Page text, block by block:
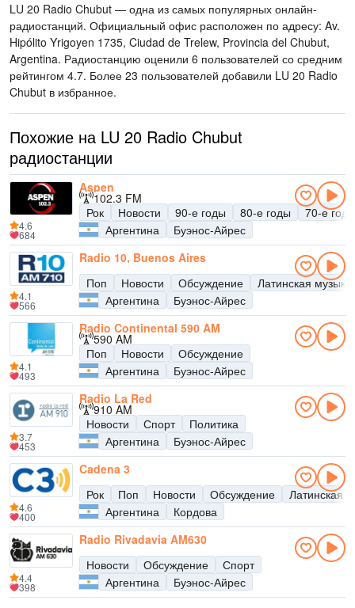
LU 20 Radio Chubut — одна из самых популярных онлайн-
радиостанций. Официальный офис расположен по адресу: Av.
Hipólito Yrigoyen 1735, Ciudad de Trelew, Provincia del Chubut,
Argentina. Радиостанцию оценили 6 пользователей со средним
рейтингом 4.7. Более 23 пользователей добавили LU 20 Radio
Chubut в избранное.
Похожие на LU 20 Radio Chubut
радиостанции
Aspen
102.3 FM
Рок
Новости 90-е годы 80-е годы
70-е годы
Аргентина
Буэнос-Айрес
4.6
684
Radio 10, Buenos Aires
Поп
Новости Обсуждение
Латинская музыка
Аргентина
Буэнос-Айрес
4.1
566
Radio Continental 590 AM
590 AM
Поп
Новости
Обсуждение
Аргентина
Буэнос-Айрес
4.1
493
Radio La Red
910 AM
Новости
Спорт
Политика
Аргентина
Буэнос-Айрес
3.7
453
Cadena 3
Рок
Поп Новости Обсуждение
Латинская
Аргентина
Кордова
4.6
400
Radio Rivadavia AM630
Новости
Обсуждение
Спорт
Аргентина
Буэнос-Айрес
4.4
398